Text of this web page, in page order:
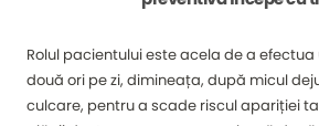
Rolul pacientului este acela de a
două ori pe zi, dimineața, după micul
culcare, pentru a scade riscul apariției